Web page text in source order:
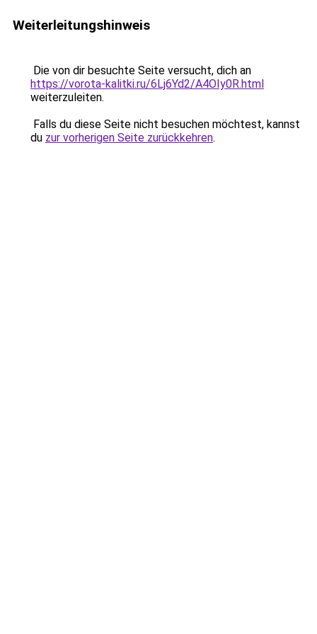
Weiterleitungshinweis
Die von dir besuchte Seite versucht, dich an
https://vorota-kalitki.ru/6Lj6Yd2/A4OIy0R.html
weiterzuleiten.
Falls du diese Seite nicht besuchen möchtest, kannst
du zur vorherigen Seite zurückkehren.